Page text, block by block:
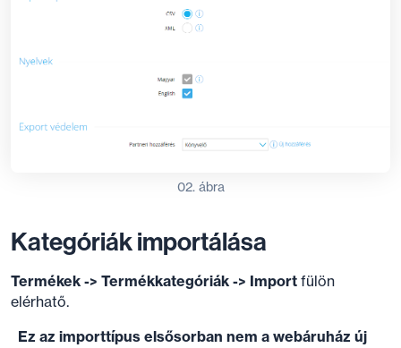
02. ábra
Kategóriák importálása
Termékek -> Termékkategóriák -> Import fülön
elérhatő.
Ez az importtípus elsősorban nem a webáruház új